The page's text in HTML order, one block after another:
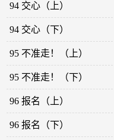
94 交心（上）
94 交心（下）
95 不准走！（上）
95 不准走！（下）
96 报名（上）
96 报名（下）